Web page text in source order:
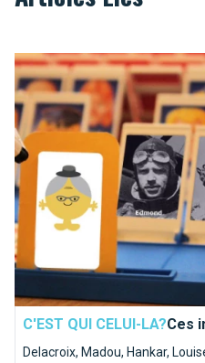
C'EST QUI CELUI-LA?Ces
Delacroix, Madou, Hankar,
Ces inconnus du métro